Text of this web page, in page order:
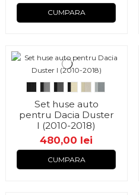
CUMPARA
Set huse auto
pentru Dacia Duster
I (2010-2018)
480,00 lei
CUMPARA